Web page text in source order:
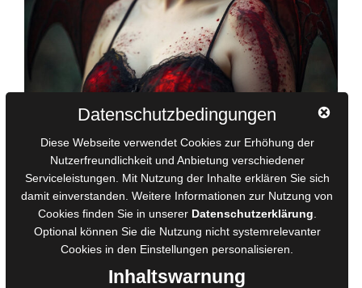
Dämonen werden oft als düstere und gefährliche Wesen
dargestellt, die Schrecken und Unheil bringen. Doch diese
einseitige Darstellung greift zu kurz. Dämonen können auch
Datenschutzbedingungen
Diese Webseite verwendet Cookies zur Erhöhung der
Nutzerfreundlichkeit und Anbietung verschiedener
Serviceleistungen. Mit Nutzung der Inhalte erklären Sie sich
damit einverstanden. Weitere Informationen zur Nutzung von
Cookies finden Sie in unserer Datenschutzerklärung
Optional können Sie die Nutzung nicht systemrelevanter
Cookies in den Einstellungen personalisieren.
Inhaltswarnung